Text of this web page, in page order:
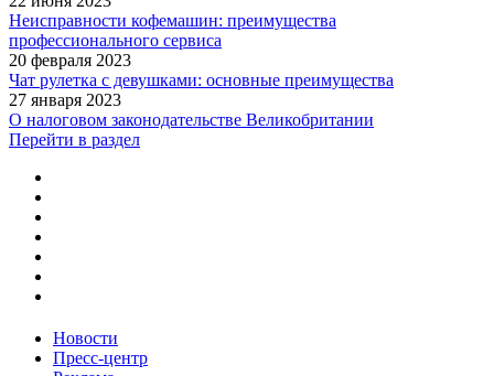
Неисправности кофемашин: преимущества
профессионального сервиса
20 февраля 2023
Чат рулетка с девушками: основные преимущества
27 января 2023
О налоговом законодательстве Великобритании
Перейти в раздел
Новости
Пресс-центр